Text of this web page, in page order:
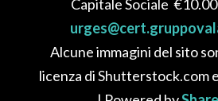
Capitale Sociale
Alcune immagini del sito
licenza di Shutterstock.com